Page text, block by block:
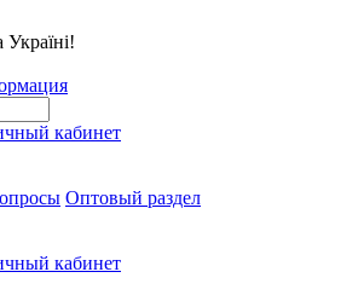
кабинет
Оптовый раздел
кабинет